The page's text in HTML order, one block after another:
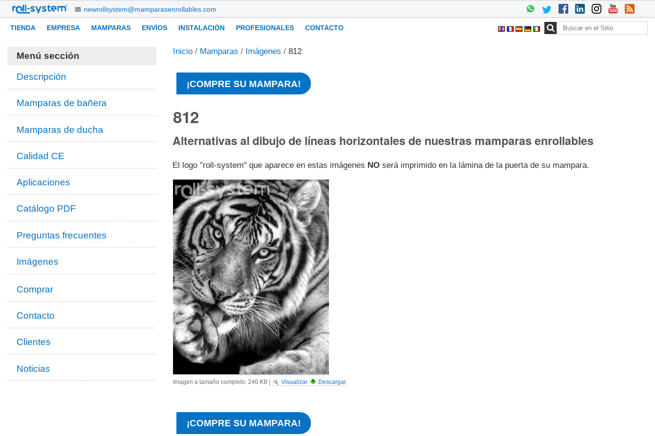
Cambiar
a
contenido.
Saltar
navegación
newrollsystem@mamparasenrollables.com
Navegación
TIENDA EMPRESA MAMPARAS ENVÍOS INSTALACIÓN PROFESIONALES CONTACTO Buscar
Búsqueda
Avanzada…
Herramientas
Inicio / Mamparas / Imágenes /812
¡COMPRE SU MAMPARA!
812
Alternativas al dibujo de líneas horizontales de nuestras mamparas enrollables
El logo "roll-system" que aparece en estas imágenes NOserá imprimido en la lámina de la puerta de su mampara.
Imagen a tamaño completo: 240 KB Visualizar Descargar
¡COMPRE SU MAMPARA!
Menú sección
Descripción
Mamparas de bañera
Mamparas de ducha
Calidad CE
Aplicaciones
Catálogo PDF
Preguntas frecuentes
Imágenes
Comprar
Contacto
Clientes
Noticias